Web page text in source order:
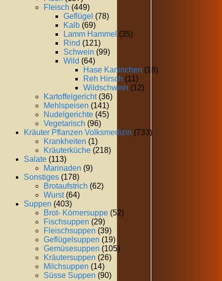
Fleisch (449)
Geflügel (78)
Kalb (69)
Lamm Hammel (35)
Rind (121)
Schwein (99)
Wild (64)
Hase Kaninchen (18)
Reh Hirsch (11)
Wildschwein (12)
Kartoffelgericht(36)
Mehlspeisen (141)
Nudelgerichte (45)
Vegetarisch (96)
Kräuter Pflanzen Volksmedizin (733)
Krankheiten (1)
Kräuterküche (218)
Salate (113)
Marinaden (9)
Sonstiges (178)
Brotaufstrich (62)
Wurst(64)
Suppen (403)
Brot- Körnersuppe (52)
Fischsuppen (29)
Fleischsuppen (39)
Geflügelsuppen (19)
Gemüsesuppen (105)
Kräutersuppen (26)
Milchsuppen (14)
Süsse Suppen (90)